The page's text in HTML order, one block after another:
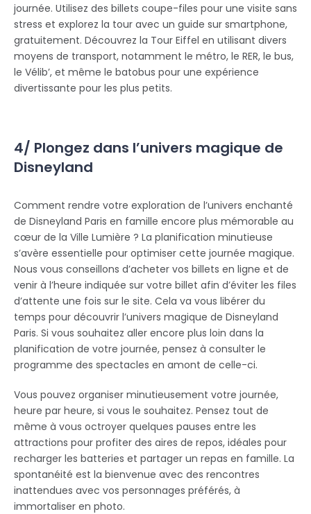
journée. Utilisez des billets coupe-files pour une visite sans
stress et explorez la tour avec un guide sur smartphone,
gratuitement. Découvrez la Tour Eiffel en utilisant divers
moyens de transport, notamment le métro, le RER, le bus,
le Vélib’, et même le batobus pour une expérience
divertissante pour les plus petits.
4/ Plongez dans l’univers magique de
Disneyland
Comment rendre votre exploration de l’univers enchanté
de Disneyland Paris en famille encore plus mémorable au
cœur de la Ville Lumière ? La planification minutieuse
s’avère essentielle pour optimiser cette journée magique.
Nous vous conseillons d’acheter vos billets en ligne et de
venir à l’heure indiquée sur votre billet afin d’éviter les files
d’attente une fois sur le site. Cela va vous libérer du
temps pour découvrir l’univers magique de Disneyland
Paris. Si vous souhaitez aller encore plus loin dans la
planification de votre journée, pensez à consulter le
programme des spectacles en amont de celle-ci.
Vous pouvez organiser minutieusement votre journée,
heure par heure, si vous le souhaitez. Pensez tout de
même à vous octroyer quelques pauses entre les
attractions pour profiter des aires de repos, idéales pour
recharger les batteries et partager un repas en famille. La
spontanéité est la bienvenue avec des rencontres
inattendues avec vos personnages préférés, à
immortaliser en photo.